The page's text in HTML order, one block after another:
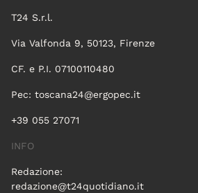
T24 S.r.l.
Via Valfonda 9, 50123, Firenze
CF. e P.I. 07100110480
Pec: toscana24@ergopec.it
+39 055 27071
INFO
Redazione:
redazione@t24quotidiano.it